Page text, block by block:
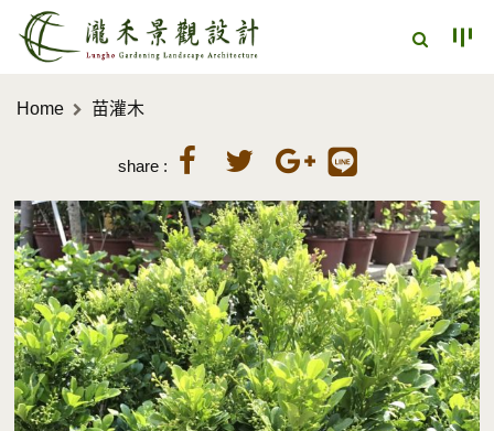
Home 苗灌木
share :